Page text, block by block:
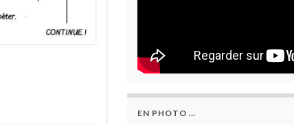
EN PHOTO …